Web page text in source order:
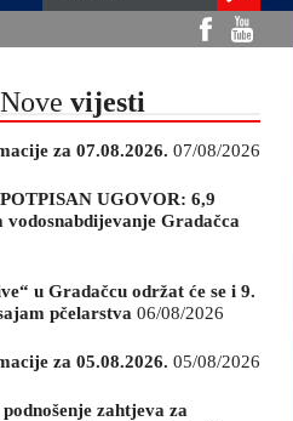
Nove vijesti
za 07.08.2026. 07/08/2026
UGOVOR: 6,9
Gradačca
u Gradačcu održat će se i 9.
pčelarstva 06/08/2026
za 05.08.2026. 05/08/2026
zahtjeva za